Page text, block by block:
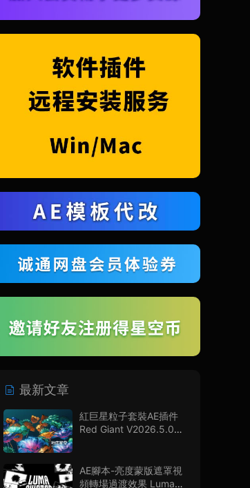
最新文章
紅巨星粒子套裝AE插件
Red Giant V2026.5.0
Bullet + VFX Suit
AE腳本-亮度蒙版遮罩視
頻轉場過渡效果 Luma